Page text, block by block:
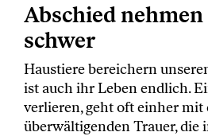
Abschied
schwer
Haustiere bereichern
ist auch ihr Leben endlich.
verlieren, geht oft einher mit
überwältigenden Trauer, die